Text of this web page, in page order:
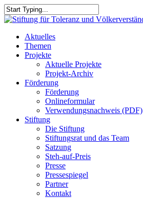
Skip
to
content
Close
search
Menu
Aktuelles
Themen
Projekte
Aktuelle Projekte
Projekt-Archiv
Förderung
Förderung
Onlineformular
Verwendungsnachweis (PDF)
Stiftung
Die Stiftung
Stiftungsrat und das Team
Satzung
Steh-auf-Preis
Presse
Pressespiegel
Partner
Kontakt